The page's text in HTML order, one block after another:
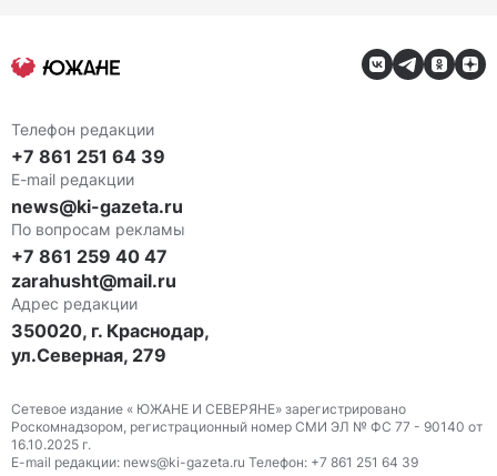
Телефон редакции
+7 861 251 64 39
E-mail редакции
news@ki-gazeta.ru
По вопросам рекламы
+7 861 259 40 47
zarahusht@mail.ru
Адрес редакции
350020, г. Краснодар,
ул.Северная, 279
Сетевое издание « ЮЖАНЕ И СЕВЕРЯНЕ» зарегистрировано
Роскомнадзором, регистрационный номер СМИ ЭЛ № ФС 77 - 90140 от
16.10.2025 г.
E-mail редакции: news@ki-gazeta.ru Телефон: +7 861 251 64 39